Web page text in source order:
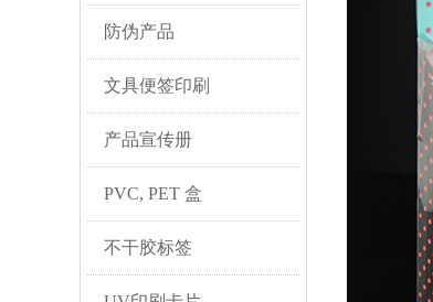
防伪产品
文具便签印刷
产品宣传册
PVC, PET 盒
不干胶标签